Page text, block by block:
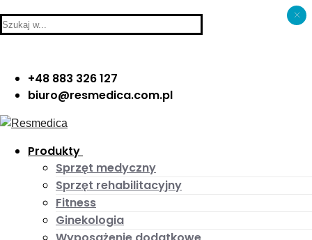
Skip
to
Menu
Close
Search
+48 883 326 127
biuro@resmedica.com.pl
Produkty
Sprzęt medyczny
Sprzęt rehabilitacyjny
Fitness
Ginekologia
×